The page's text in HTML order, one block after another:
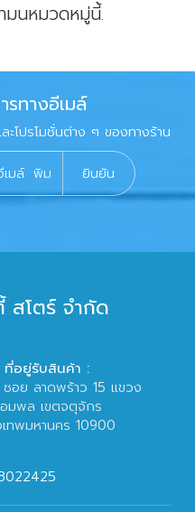
มนหมวดหมู่นี้.
รทางอีเมล์
ะโปรโมชั่นต่าง ๆ ของทางร้าน
ยินยัน
โตร์ จำกัด
ที่อยู่รับสินค้า :
ซอย ลาดพร้าว 15 แขวง
มพล เขตจตุจักร
ทพมหานคร 10900